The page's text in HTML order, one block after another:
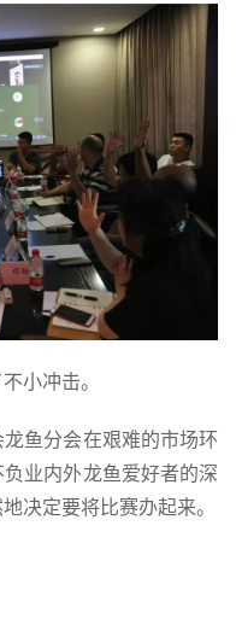
小冲击。
鱼分会在艰难的市场环
业内外龙鱼爱好者的深
决定要将比赛办起来。